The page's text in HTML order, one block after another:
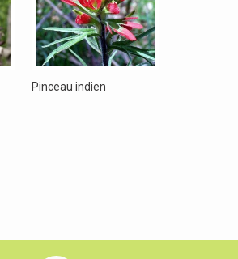
Pinceau indien